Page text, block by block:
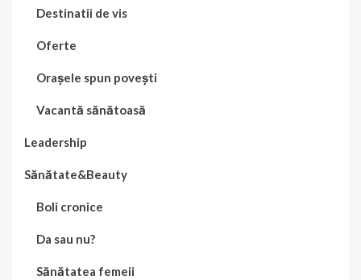
Destinatii de vis
Oferte
Orașele spun povești
Vacantă sănătoasă
Leadership
Sănătate&Beauty
Boli cronice
Da sau nu?
Sănătatea femeii